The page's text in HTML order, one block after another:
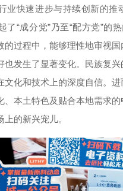
业快速进步与持续创新的推
了“成分党”乃至“配方党”的
的过程中，能够理性地审视
也发生了显著变化。民族复兴
文化和技术上的深度自信。进
、本土特色及贴合本地需求的
的新兴宠儿。